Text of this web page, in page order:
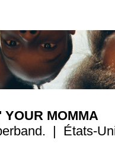
YOUR MOMMA
| États-